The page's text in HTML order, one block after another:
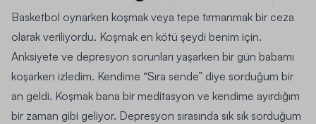
Basketbol oynarken koşmak veya tepe tırmanmak bir ceza
olarak veriliyordu. Koşmak en kötü şeydi benim için.
Anksiyete ve depresyon sorunları yaşarken bir gün babamı
koşarken izledim. Kendime “Sıra sende” diye sorduğum bir
an geldi. Koşmak bana bir meditasyon ve kendime ayırdığım
bir zaman gibi geliyor. Depresyon sırasında sık sık sorduğum